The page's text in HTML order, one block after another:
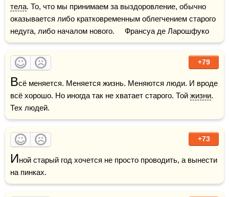
тела. То, что мы принимаем за выздоровление, обычно
оказывается либо кратковременным облегчением старого
недуга, либо началом нового.     Франсуа де Ларошфуко
+79
Всё меняется. Меняется жизнь. Меняются люди. И вроде
всё хорошо. Но иногда так не хватает старого. Той жизни.
Тех людей.
+73
Иной старый год хочется не просто проводить, а вынести
на пинках.